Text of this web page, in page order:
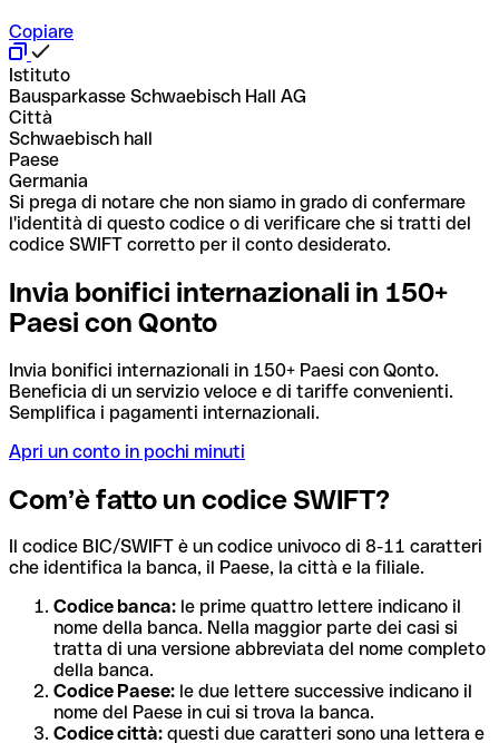
Copiare
Istituto
Bausparkasse Schwaebisch Hall AG
Città
Schwaebisch hall
Paese
Germania
Si prega di notare che non siamo in grado di confermare
l'identità di questo codice o di verificare che si tratti del
codice SWIFT corretto per il conto desiderato.
Invia bonifici internazionali in 150+
Paesi con Qonto
Invia bonifici internazionali in 150+ Paesi con Qonto.
Beneficia di un servizio veloce e di tariffe convenienti.
Semplifica i pagamenti internazionali.
Apri un conto in pochi minuti
Com’è fatto un codice SWIFT?
Il codice BIC/SWIFT è un codice univoco di 8-11 caratteri
che identifica la banca, il Paese, la città e la filiale.
Codice banca: le prime quattro lettere indicano il
nome della banca. Nella maggior parte dei casi si
tratta di una versione abbreviata del nome completo
della banca.
Codice Paese: le due lettere successive indicano il
nome del Paese in cui si trova la banca.
Codice città: questi due caratteri sono una lettera e